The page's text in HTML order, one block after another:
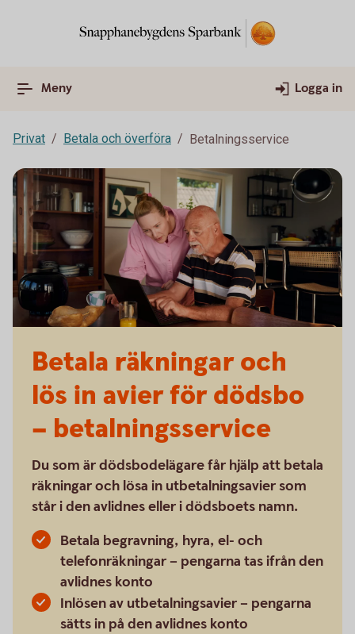
Meny Logga in
Privat Betala och överföra Betalningsservice
Betala räkningar och
lös in avier för dödsbo
– betalningsservice
Du som är dödsbodelägare får hjälp att betala
räkningar och lösa in utbetalningsavier som
står i den avlidnes eller i dödsboets namn.
Betala begravning, hyra, el- och
telefonräkningar – pengarna tas ifrån den
avlidnes konto
Inlösen av utbetalningsavier – pengarna
sätts in på den avlidnes konto